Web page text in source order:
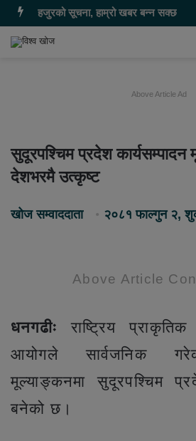
हजुरको सूचना, हाम्रो खबर बन्न सक्छ
Above Article Ad
सुदूरपश्चिम प्रदेश कार्यसम्पादन
देशभरमै उत्कृष्ट
खोज सम्वाददाता २०८१ फाल्गुन २,
Above Article
धनगढीः राष्ट्रिय
आयोगले सार्वजनिक
मूल्याङ्कनमा सुदूरपश्चिम
बनेको छ।